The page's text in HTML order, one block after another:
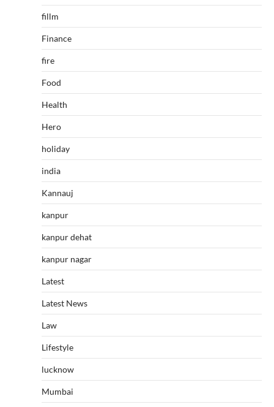
fillm
Finance
fire
Food
Health
Hero
holiday
india
Kannauj
kanpur
kanpur dehat
kanpur nagar
Latest
Latest News
Law
Lifestyle
lucknow
Mumbai